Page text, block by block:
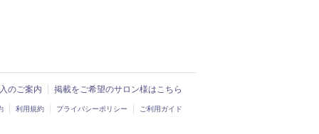
のご案内 掲載をご希望のサロン様はこちら
利用規約 プライバシーポリシー ご利用ガイド